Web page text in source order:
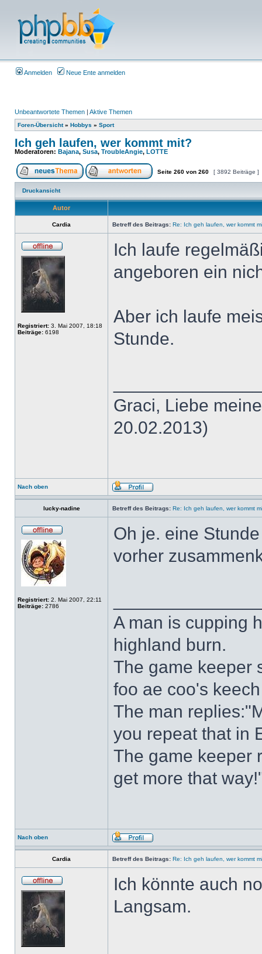
Anmelden Neue Ente anmelden
Unbeantwortete Themen | Aktive Themen
Foren-Übersicht» Hobbys » Sport
Ich geh laufen, wer kommt mit?
Moderatoren: Bajana, Susa, TroubleAngie, LOTTE
Seite 260 von 260 [ 3892 Beiträge ]
Druckansicht
Autor
Cardia Betreff des Beitrags: Re: Ich geh laufen, wer kommt
Registriert: 3. Mai 2007, 18:18
Beiträge: 6198
Ich laufe
angeboren ein
Aber ich laufe
Stunde.
Graci, Liebe
20.02.2013)
Nach oben
lucky-nadine Betreff des Beitrags: Re: Ich geh laufen, wer kommt
Registriert: 2. Mai 2007, 22:11
Beiträge: 2786
Oh je. eine
vorher
A man is cupping
highland burn.
The game keeper
foo ae coo's
The man
you repeat that in
The game keeper
get more that
Nach oben
Cardia Betreff des Beitrags: Re: Ich geh laufen, wer kommt
Ich könnte auch
Langsam.